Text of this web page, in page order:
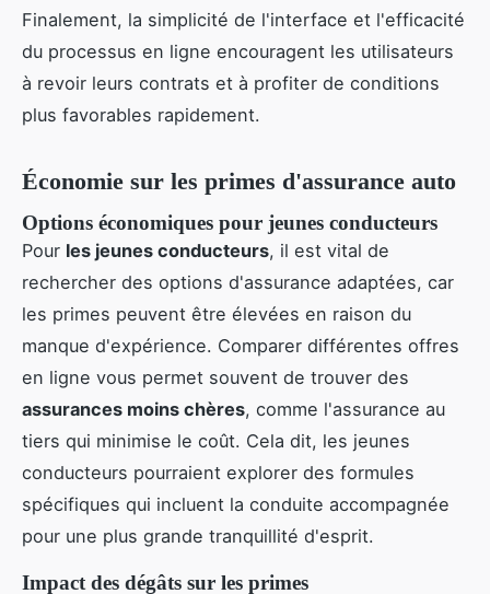
Finalement, la simplicité de l'interface et l'efficacité
du processus en ligne encouragent les utilisateurs
à revoir leurs contrats et à profiter de conditions
plus favorables rapidement.
Économie sur les primes d'assurance auto
Options économiques pour jeunes conducteurs
Pour les jeunes conducteurs, il est vital de
rechercher des options d'assurance adaptées, car
les primes peuvent être élevées en raison du
manque d'expérience. Comparer différentes offres
en ligne vous permet souvent de trouver des
assurances moins chères, comme l'assurance au
tiers qui minimise le coût. Cela dit, les jeunes
conducteurs pourraient explorer des formules
spécifiques qui incluent la conduite accompagnée
pour une plus grande tranquillité d'esprit.
Impact des dégâts sur les primes